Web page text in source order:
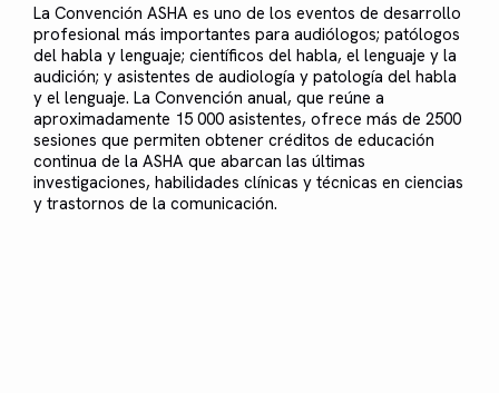
La Convención ASHA es uno de los eventos de desarrollo
profesional más importantes para audiólogos; patólogos
del habla y lenguaje; científicos del habla, el lenguaje y la
audición; y asistentes de audiología y patología del habla
y el lenguaje. La Convención anual, que reúne a
aproximadamente 15 000 asistentes, ofrece más de 2500
sesiones que permiten obtener créditos de educación
continua de la ASHA que abarcan las últimas
investigaciones, habilidades clínicas y técnicas en ciencias
y trastornos de la comunicación.